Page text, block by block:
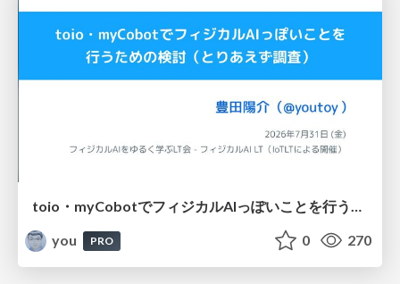
toio・myCobotでフィジカルAIっぽいことを行うための検討（とりあえず調査） / フィジカルAI LT（IoTLTによる開催）
you
PRO 0 270